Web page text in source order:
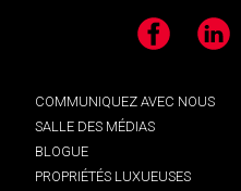
Facebook LinkedIn
COMMUNIQUEZ AVEC NOUS
SALLE DES MÉDIAS
BLOGUE
PROPRIÉTÉS LUXUEUSES